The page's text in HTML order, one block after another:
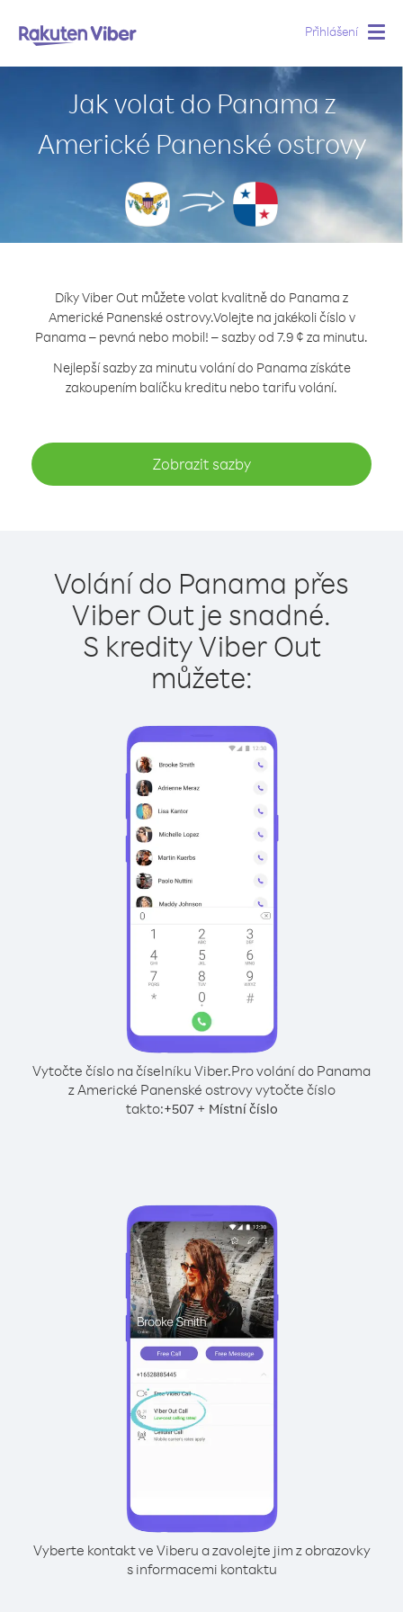
Přihlášení
Jak volat do Panama z
Americké Panenské ostrovy
Díky Viber Out můžete volat kvalitně do Panama z
Americké Panenské ostrovy.Volejte na jakékoli číslo v
Panama – pevná nebo mobil! – sazby od 7.9 ¢ za minutu.
Nejlepší sazby za minutu volání do Panama získáte
zakoupením balíčku kreditu nebo tarifu volání.
Zobrazit sazby
Volání do Panama přes
Viber Out je snadné.
S kredity Viber Out
můžete:
Vytočte číslo na číselníku Viber.Pro volání do Panama
z Americké Panenské ostrovy vytočte číslo
takto:+507+ Místní číslo
Vyberte kontakt ve Viberu a zavolejte jim z obrazovky
s informacemi kontaktu